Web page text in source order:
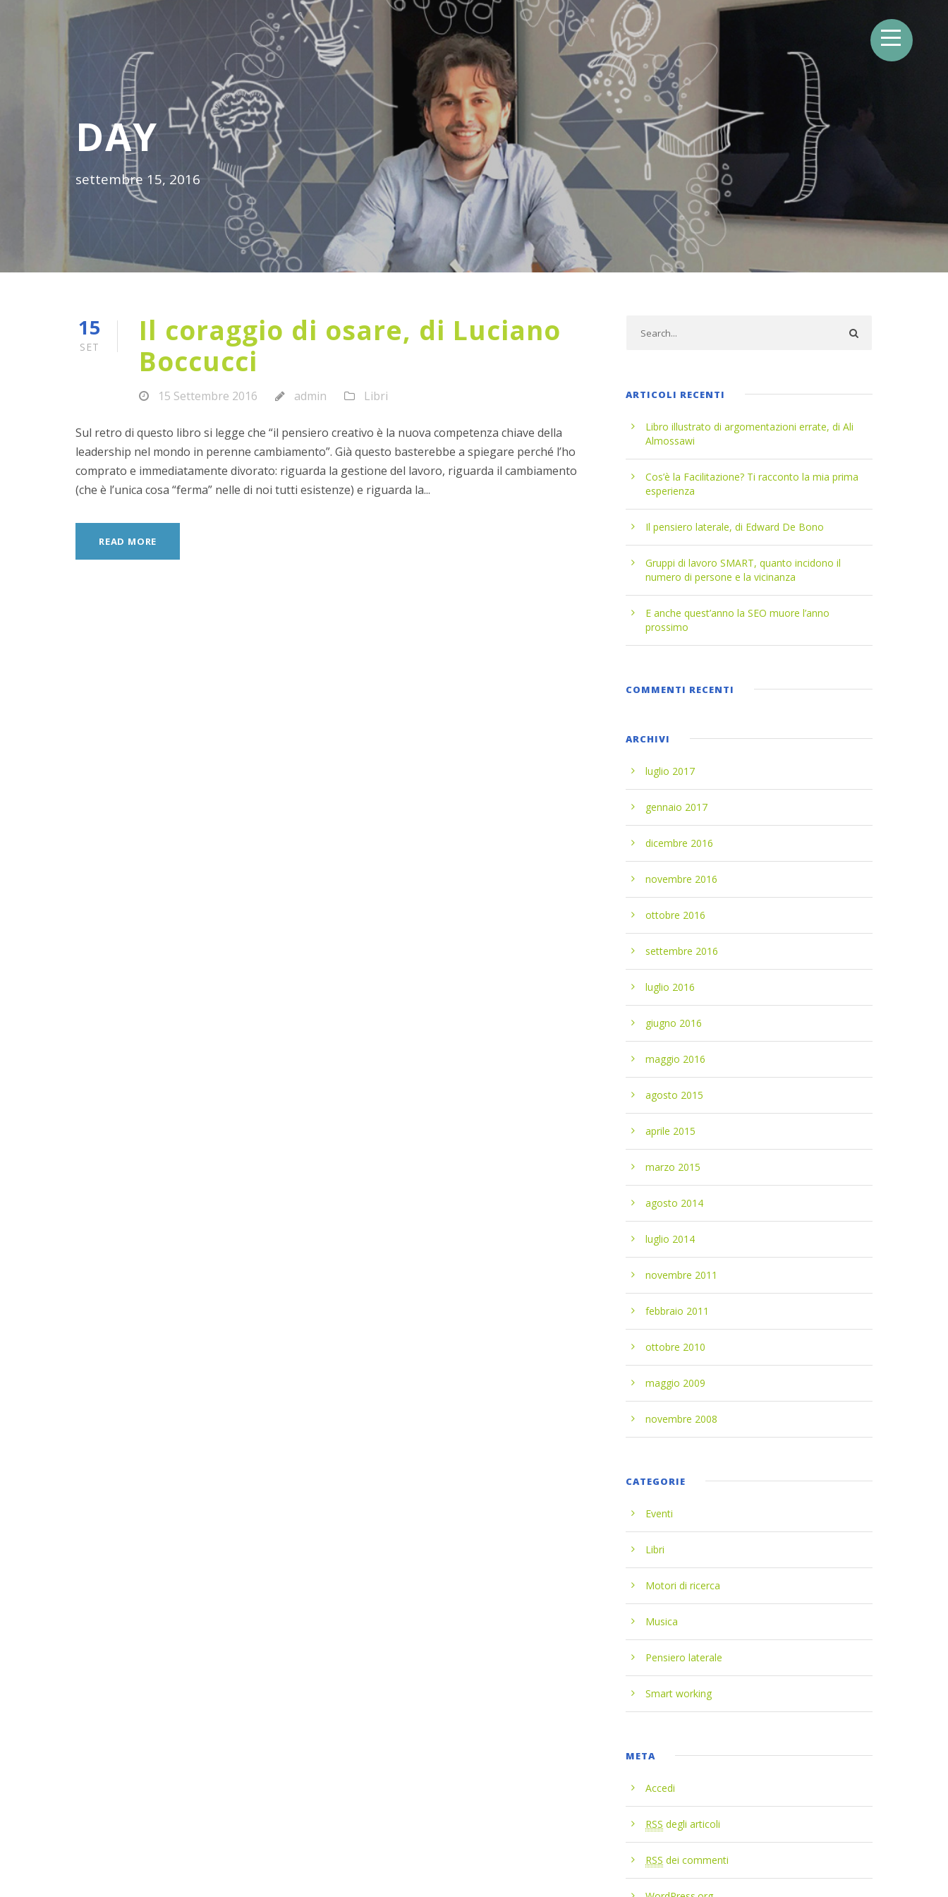
DAY
settembre 15, 2016
15
SET
Il coraggio di osare, di Luciano
Boccucci
15 Settembre 2016 admin Libri
Sul retro di questo libro si legge che “il pensiero creativo è la nuova competenza chiave della
leadership nel mondo in perenne cambiamento”. Già questo basterebbe a spiegare perché l’ho
comprato e immediatamente divorato: riguarda la gestione del lavoro, riguarda il cambiamento
(che è l’unica cosa “ferma” nelle di noi tutti esistenze) e riguarda la...
READ MORE
ARTICOLI RECENTI
Libro illustrato di argomentazioni errate, di Ali
Almossawi
Cos’è la Facilitazione? Ti racconto la mia prima
esperienza
Il pensiero laterale, di Edward De Bono
Gruppi di lavoro SMART, quanto incidono il
numero di persone e la vicinanza
E anche quest’anno la SEO muore l’anno
prossimo
COMMENTI RECENTI
ARCHIVI
luglio 2017
gennaio 2017
dicembre 2016
novembre 2016
ottobre 2016
settembre 2016
luglio 2016
giugno 2016
maggio 2016
agosto 2015
aprile 2015
marzo 2015
agosto 2014
luglio 2014
novembre 2011
febbraio 2011
ottobre 2010
maggio 2009
novembre 2008
CATEGORIE
Eventi
Libri
Motori di ricerca
Musica
Pensiero laterale
Smart working
META
Accedi
RSS degli articoli
RSS dei commenti